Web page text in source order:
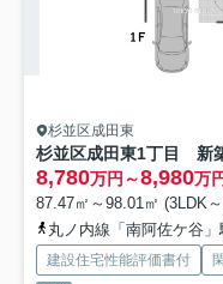
杉並区成田東
杉並区成田東1丁目 新
8,780万円～8,980万
87.47㎡～98.01㎡ (3LDK
丸ノ内線「南阿佐ケ谷
建設住宅性能評価書付